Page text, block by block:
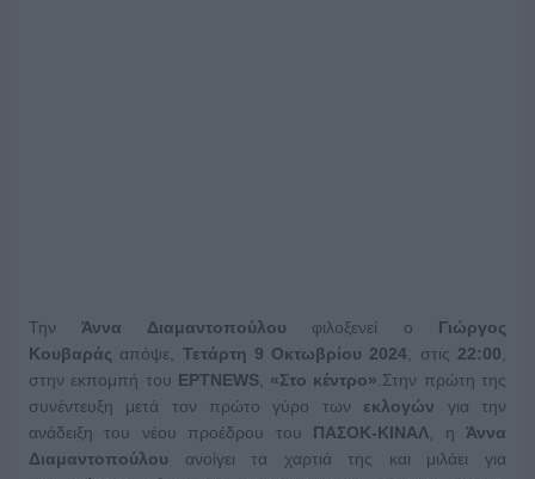
ΤηνΆννα Διαμαντοπούλου φιλοξενεί ο Γιώργος
Κουβαράς απόψε, Τετάρτη 9 Οκτωβρίου 2024 , στις 22:00
στην εκπομπή του ΕΡΤNEWS, «Στο κέντρο» .Στην πρώτη της
συνέντευξη μετά τον πρώτο γύρο των εκλογών για την
ανάδειξη του νέου προέδρου του ΠΑΣΟΚ-ΚΙΝΑΛ , ηΆννα
Διαμαντοπούλου ανοίγει τα χαρτιά της και μιλάει για